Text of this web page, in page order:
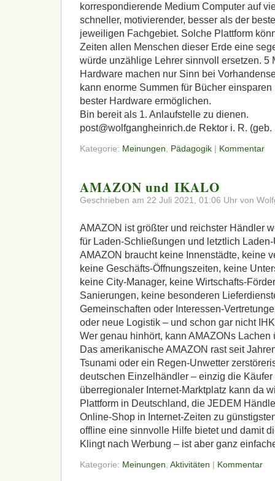
korrespondierende Medium Computer auf
schneller, motivierender, besser als der
jeweiligen Fachgebiet. Solche Plattform
Zeiten allen Menschen dieser Erde eine
würde unzählige Lehrer sinnvoll ersetzen. 5
Hardware machen nur Sinn bei
kann enorme Summen für Bücher
bester Hardware ermöglichen.
Bin bereit als 1. Anlaufstelle zu dienen.
post@wolfgangheinrich.de Rektor i. R.
Kategorie: Meinungen Pädagogik | Kommentar
AMAZON und IKALO
Geschrieben am 22 Juli 2021, 01:06 Uhr von
AMAZON ist größter und reichster Händler
für Laden-Schließungen und letztlich
AMAZON braucht keine Innenstädte, keine
keine Geschäfts-Öffnungszeiten, keine
keine City-Manager, keine Wirtschafts-
Sanierungen, keine besonderen
Gemeinschaften oder Interessen-
oder neue Logistik – und schon gar nicht IHK
Wer genau hinhört, kann AMAZONs Lachen
Das amerikanischeAMAZON rast seit
Tsunami oder ein Regen-Unwetter
deutschen Einzelhändler – einzig die
überregionaler Internet-Marktplatz kann da
Plattform in Deutschland, die JEDEM
Online-Shop in Internet-Zeiten zu
offline eine sinnvolle Hilfe bietet und damit
Klingt nach Werbung – ist aber ganz
Kategorie: Meinungen Aktivitäten | Kommentar